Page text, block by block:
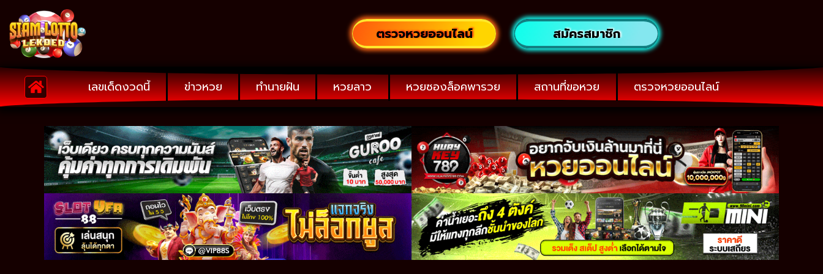
ตรวจหวยออนไลน์ สมัครสมาชิก
เลขเด็ดงวดนี้ ข่าวหวย ทำนายฝัน หวยลาว หวยซองล็อคพารวย สถานที่ขอหวย ตรวจหวยออนไลน์